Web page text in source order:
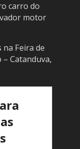
carro do
motor
Feira de
Catanduva,